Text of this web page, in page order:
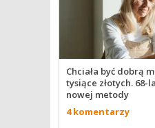
Chciała być dobrą
tysiące złotych. 68-
nowej metody
4 komentarzy